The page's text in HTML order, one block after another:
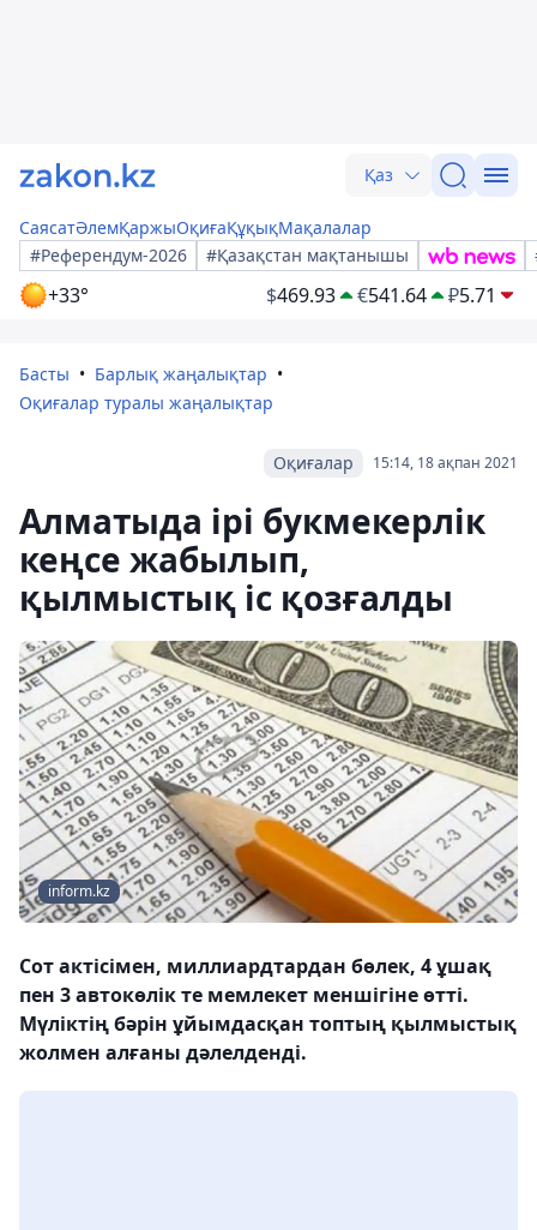
Қаз
СаясатӘлемҚаржыОқиғаҚұқықМақалалар
#Референдум-2026
#Қазақстан мақтанышы
+33° $469.93 €541.64 ₽5.71
Басты
Барлық жаңалықтар
Оқиғалар туралы жаңалықтар
15:14, 18 ақпан 2021
Оқиғалар
Алматыда ірі букмекерлік
кеңсе жабылып,
қылмыстық іс қозғалды
inform.kz
Сот актісімен, миллиардтардан бөлек, 4 ұшақ
пен 3 автокөлік те мемлекет меншігіне өтті.
Мүліктің бәрін ұйымдасқан топтың қылмыстық
жолмен алғаны дәлелденді.